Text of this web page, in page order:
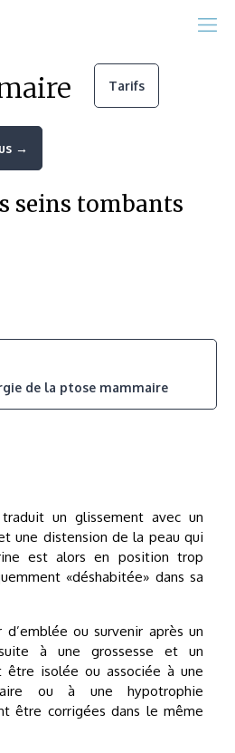
Tarifs
→
seins tombants
de la ptose mammaire
un glissement avec un
une distension de la peau qui
est alors en position trop
«déshabitée» dans sa
ou survenir après un
à une grossesse et un
isolée ou associée à une
ou à une hypotrophie
être corrigées dans le même